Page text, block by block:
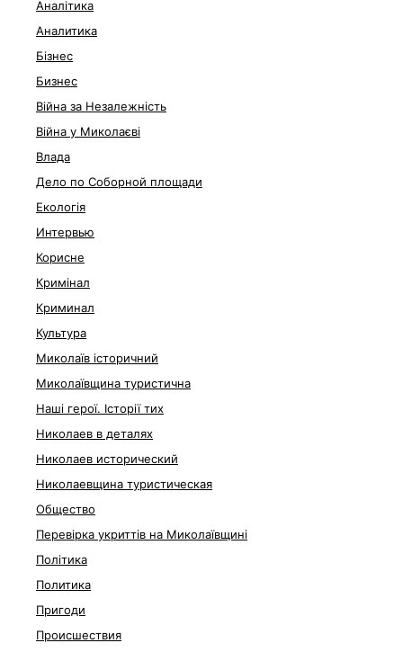
Аналітика
Аналитика
Бізнес
Бизнес
Війна за Незалежність
Війна у Миколаєві
Влада
Дело по Соборной площади
Екологія
Интервью
Корисне
Кримінал
Криминал
Культура
Миколаїв історичний
Миколаївщина туристична
Наші герої. Історії тих
Николаев в деталях
Николаев исторический
Николаевщина туристическая
Общество
Перевірка укриттів на Миколаївщині
Політика
Политика
Пригоди
Происшествия